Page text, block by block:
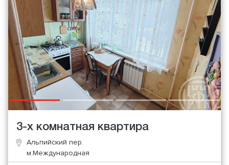
3-х комнатная квартира
Альпийский пер.
м.Международная